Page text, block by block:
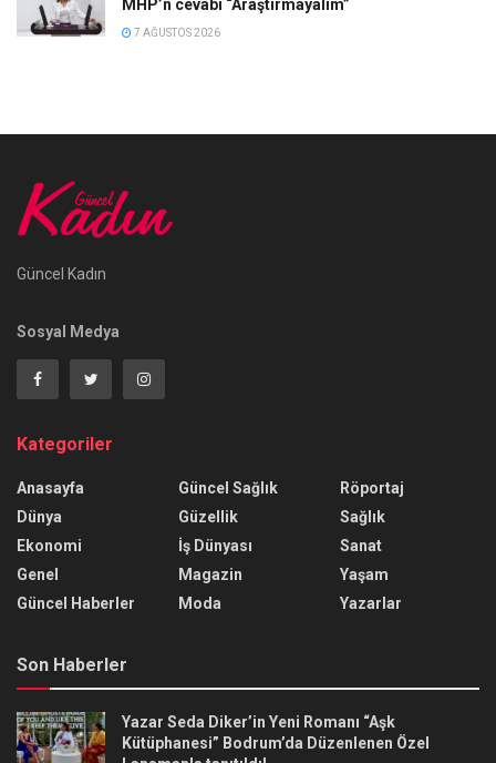
MHP’n cevabı “Araştırmayalım”
7 AĞUSTOS 2026
Güncel Kadın
Sosyal Medya
Kategoriler
Anasayfa
Dünya
Ekonomi
Genel
Güncel Haberler
Güncel Sağlık
Güzellik
İş Dünyası
Magazin
Moda
Röportaj
Sağlık
Sanat
Yaşam
Yazarlar
Son Haberler
Yazar Seda Diker’in Yeni Romanı “Aşk
Kütüphanesi” Bodrum’da Düzenlenen Özel